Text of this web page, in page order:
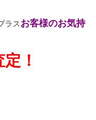
ラスお客様のお気持
！